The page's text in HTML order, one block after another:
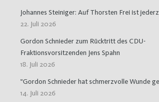
Johannes Steiniger: Auf Thorsten Frei ist
22. Juli 2026
Gordon Schnieder zum Rücktritt des CDU-
Fraktionsvorsitzenden Jens Spahn
18. Juli 2026
"Gordon Schnieder hat schmerzvolle Wunde
14. Juli 2026